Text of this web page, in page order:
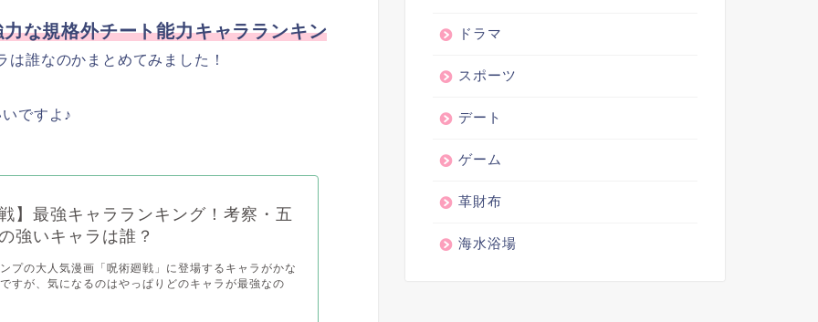
な規格外チート能力キャラランキン
誰なのかまとめてみました！
ですよ♪
】最強キャラランキング！考察・五
強いキャラは誰？
プの大人気漫画「呪術廻戦」に登場するキャラがかな
すが、気になるのはやっぱりどのキャラが最強なの
ドラマ
スポーツ
デート
ゲーム
革財布
海水浴場